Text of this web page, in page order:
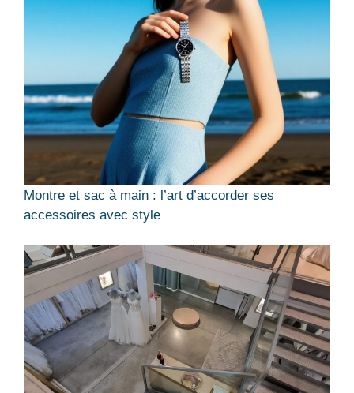
Montre et sac à main : l’art d’accorder ses
accessoires avec style